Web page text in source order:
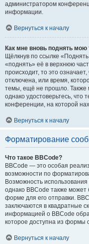
администратором
информации.
Вернуться к началу
Как мне вновь поднять мою
Щёлкнув по ссылке
«поднять» её в верхнюю
происходит, то это
отключена, или время,
темы, ещё не прошло. Также
однако удостоверьтесь,
конференции, на которой
Вернуться к началу
Форматирование
Что такое BBCode?
BBCode — это особая
возможности по
Возможность
однако BBCode также
форме для его отправки.
заключаются в квадратные
информацией о BBCode
которое доступна из формы
Вернуться к началу